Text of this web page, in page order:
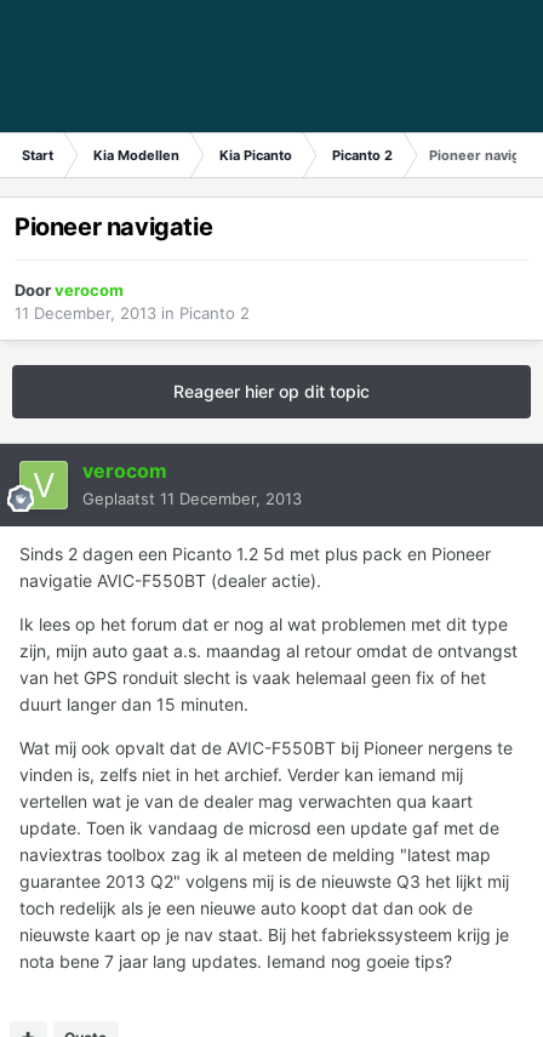
Start Kia Modellen Kia Picanto Picanto 2 Pioneer navigatie
Pioneer navigatie
Doorverocom
11 December, 2013 in Picanto 2
Reageer hier op dit topic
verocom
Geplaatst 11 December, 2013
Sinds 2 dagen een Picanto 1.2 5d met plus pack en Pioneer
navigatie AVIC-F550BT (dealer actie).
Ik lees op het forum dat er nog al wat problemen met dit type
zijn, mijn auto gaat a.s. maandag al retour omdat de ontvangst
van het GPS ronduit slecht is vaak helemaal geen fix of het
duurt langer dan 15 minuten.
Wat mij ook opvalt dat de AVIC-F550BT bij Pioneer nergens te
vinden is, zelfs niet in het archief. Verder kan iemand mij
vertellen wat je van de dealer mag verwachten qua kaart
update. Toen ik vandaag de microsd een update gaf met de
naviextras toolbox zag ik al meteen de melding "latest map
guarantee 2013 Q2" volgens mij is de nieuwste Q3 het lijkt mij
toch redelijk als je een nieuwe auto koopt dat dan ook de
nieuwste kaart op je nav staat. Bij het fabriekssysteem krijg je
nota bene 7 jaar lang updates. Iemand nog goeie tips?